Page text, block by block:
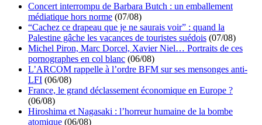
Concert interrompu de Barbara Butch : un emballement
médiatique hors norme (07/08)
“Cachez ce drapeau que je ne saurais voir” : quand la
Palestine gâche les vacances de touristes suédois (07/08)
Michel Piron, Marc Dorcel, Xavier Niel… Portraits de ces
pornographes en col blanc (06/08)
L’ARCOM rappelle à l’ordre BFM sur ses mensonges anti-
LFI (06/08)
France, le grand déclassement économique en Europe ?
(06/08)
Hiroshima et Nagasaki : l’horreur humaine de la bombe
atomique (06/08)